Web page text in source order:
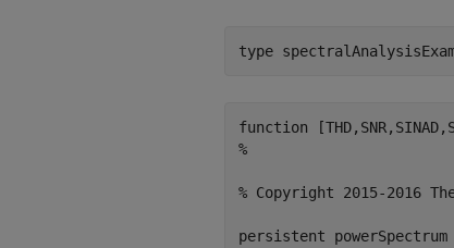
type
function
%
% Copyright 2015-2016
persistent powerSpectrum